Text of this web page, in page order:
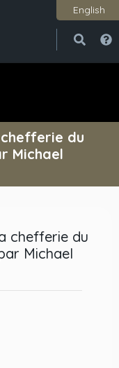
English
du
Michael
chefferie du
Michael